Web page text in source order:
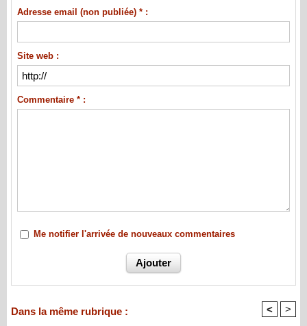
Adresse email (non publiée) * :
Site web :
Commentaire * :
Me notifier l'arrivée de nouveaux commentaires
Dans la même rubrique : < >